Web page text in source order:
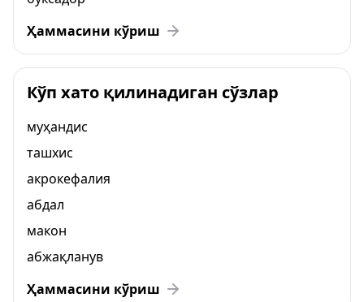
Ҳаммасини кўриш
Кўп хато қилинадиган сўзлар
муҳандис
ташхис
акрокефалия
абдал
макон
абжақланув
Ҳаммасини кўриш